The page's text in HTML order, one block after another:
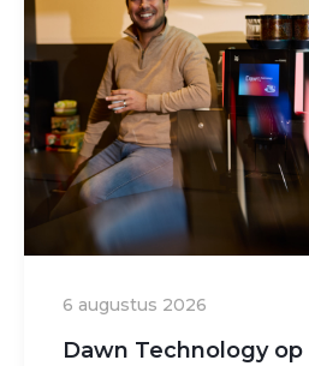
6 augustus 2026
Dawn Technology